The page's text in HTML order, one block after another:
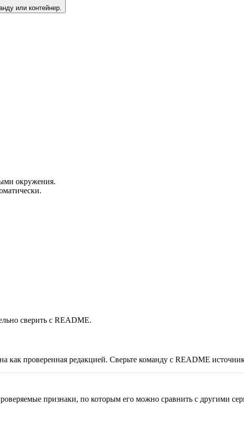
или контейнер.
окружения.
сверить с README.
как проверенная редакцией. Сверьте команду с README
признаки, по которым его можно сравнить с другими